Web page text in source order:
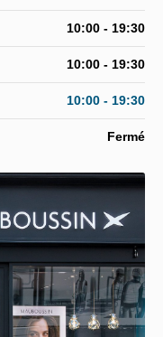
10:00 - 19:30
10:00 - 19:30
10:00 - 19:30
Fermé